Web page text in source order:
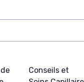
Conseils et